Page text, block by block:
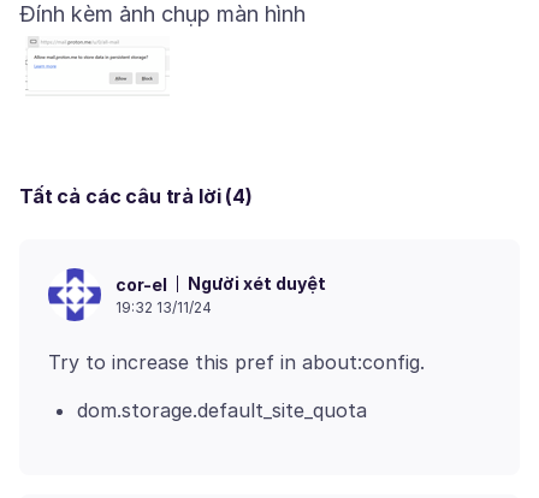
Đính kèm ảnh chụp màn hình
Tất cả các câu trả lời (4)
cor-el Người xét duyệt
19:32 13/11/24
dom.storage.default_site_quota